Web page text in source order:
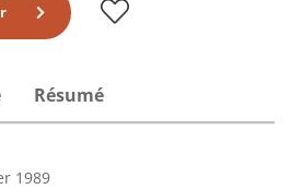
Résumé
1989